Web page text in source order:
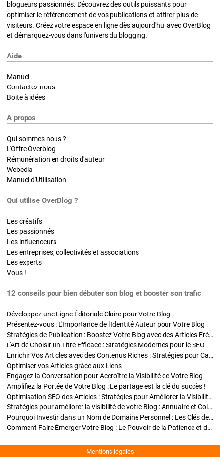
blogueurs passionnés. Découvrez des outils puissants pour
optimiser le référencement de vos publications et attirer plus de
visiteurs. Créez votre espace en ligne dès aujourd'hui avec OverBlog
et démarquez-vous dans l'univers du blogging.
Aide
Manuel
Contactez nous
Boite à idées
A propos
Qui sommes nous ?
L'Offre Overblog
Rémunération en droits d'auteur
Webedia
Manuel d'Utilisation
Qui utilise OverBlog ?
Les créatifs
Les passionnés
Les influenceurs
Les entreprises, collectivités et associations
Les experts
Vous !
12 conseils pour bien débuter son blog et booster son trafic
Développez une Ligne Éditoriale Claire pour Votre Blog
Présentez-vous : L'Importance de l'Identité Auteur pour Votre Blog
Stratégies de Publication : Boostez Votre Blog avec des Articles Fréquents et Exclusifs
L'Art de Choisir un Titre Efficace : Stratégies Modernes pour le SEO
Enrichir Vos Articles avec des Contenus Riches : Stratégies pour Captiver et Optimiser
Optimiser vos Articles grâce aux Liens
Engagez la Conversation pour Accroître la Visibilité de Votre Blog
Amplifiez la Portée de Votre Blog : Le partage est la clé du succès !
Optimisation SEO des Articles : Stratégies pour Améliorer la Visibilité de Votre Blog
Stratégies pour améliorer la visibilité de votre Blog : Annuaire et Collaborations
Pourquoi Investir dans un Nom de Domaine Personnel : Les Clés de la Réussite de Votre Blog
Comment Faire Émerger Votre Blog : Le Pouvoir de la Patience et de la Persévérance
Mentions légales